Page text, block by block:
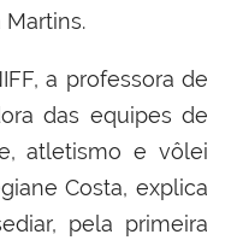
Martins.
a professora de
das equipes de
atletismo e vôlei
Costa, explica
pela primeira